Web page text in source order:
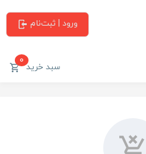
ورود | ثبت‌نام
سبد خرید0